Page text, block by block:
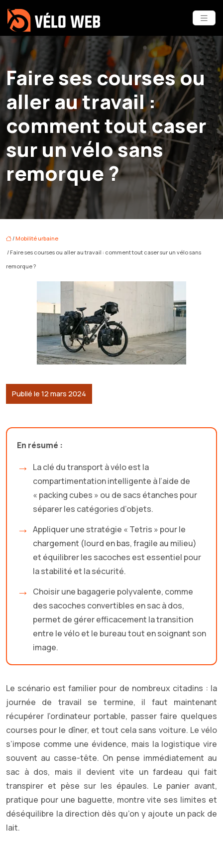
Faire ses courses ou
aller au travail :
comment tout caser
sur un vélo sans
remorque ?
/Mobilité urbaine
/ Faire ses courses ou aller au travail : comment tout caser sur un vélo sans
remorque ?
Publié le 12 mars 2024
En résumé :
La clé du transport à vélo est la
compartimentation intelligente à l’aide de
« packing cubes » ou de sacs étanches pour
séparer les catégories d’objets.
Appliquer une stratégie « Tetris » pour le
chargement (lourd en bas, fragile au milieu)
et équilibrer les sacoches est essentiel pour
la stabilité et la sécurité.
Choisir une bagagerie polyvalente, comme
des sacoches convertibles en sac à dos,
permet de gérer efficacement la transition
entre le vélo et le bureau tout en soignant son
image.
Le scénario est familier pour de nombreux citadins : la
journée de travail se termine, il faut maintenant
récupérer l’ordinateur portable, passer faire quelques
courses pour le dîner, et tout cela sans voiture. Le vélo
s’impose comme une évidence, mais la logistique vire
souvent au casse-tête. On pense immédiatement au
sac à dos, mais il devient vite un fardeau qui fait
transpirer et pèse sur les épaules. Le panier avant,
pratique pour une baguette, montre vite ses limites et
déséquilibre la direction dès qu’on y ajoute un pack de
lait.